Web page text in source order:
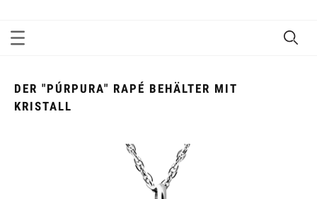
DER "PÚRPURA" RAPÉ BEHÄLTER MIT
KRISTALL